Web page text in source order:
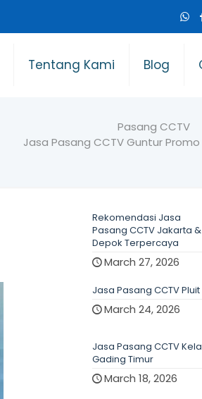
Tentang Kami Blog
Pasang CCTV
Jasa Pasang CCTV Guntur
Rekomendasi Jasa
Pasang CCTV Jakarta &
Depok Terpercaya
March 27, 2026
Jasa Pasang CCTV Pluit
March 24, 2026
Jasa Pasang CCTV
Gading Timur
March 18, 2026